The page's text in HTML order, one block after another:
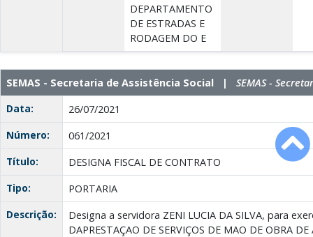
DEPARTAMENTO
DE ESTRADAS E
RODAGEM DO E
SEMAS - Secretaria de Assistência Social | SEMAS -
Data:
26/07/2021
Número:
061/2021
Título:
DESIGNA FISCAL DE CONTRATO
Tipo:
PORTARIA
Descrição:
Designa a servidora ZENI LUCIA DA SILVA, para
DAPRESTAÇAO DE SERVIÇOS DE MAO DE OBRA DE